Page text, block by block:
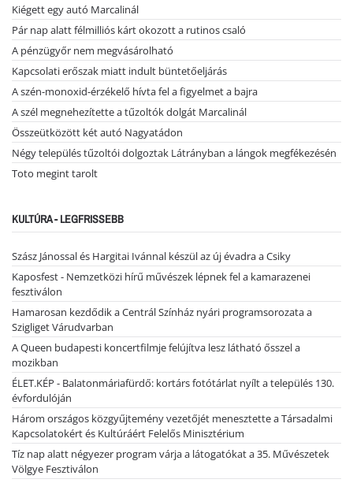
Kiégett egy autó Marcalinál
Pár nap alatt félmilliós kárt okozott a rutinos csaló
A pénzügyőr nem megvásárolható
Kapcsolati erőszak miatt indult büntetőeljárás
A szén-monoxid-érzékelő hívta fel a figyelmet a bajra
A szél megnehezítette a tűzoltók dolgát Marcalinál
Összeütközött két autó Nagyatádon
Négy település tűzoltói dolgoztak Látrányban a lángok megfékezésén
Toto megint tarolt
KULTÚRA - LEGFRISSEBB
Szász Jánossal és Hargitai Ivánnal készül az új évadra a Csiky
Kaposfest - Nemzetközi hírű művészek lépnek fel a kamarazenei
fesztiválon
Hamarosan kezdődik a Centrál Színház nyári programsorozata a
Szigliget Várudvarban
A Queen budapesti koncertfilmje felújítva lesz látható ősszel a
mozikban
ÉLET.KÉP - Balatonmáriafürdő: kortárs fotótárlat nyílt a település 130.
évfordulóján
Három országos közgyűjtemény vezetőjét menesztette a Társadalmi
Kapcsolatokért és Kultúráért Felelős Minisztérium
Tíz nap alatt négyezer program várja a látogatókat a 35. Művészetek
Völgye Fesztiválon